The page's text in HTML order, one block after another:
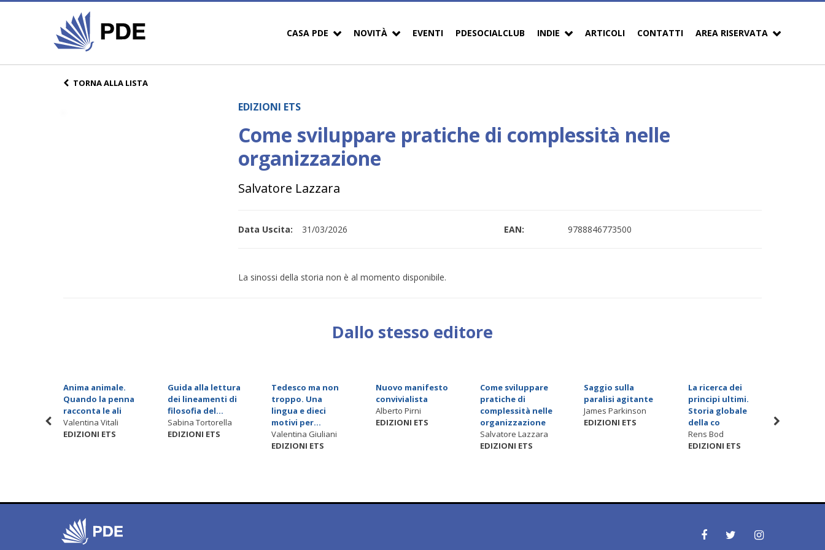
CASA PDE NOVITÀ EVENTI PDESOCIALCLUB INDIE ARTICOLI CONTATTI AREA RISERVATA
TORNA ALLA LISTA
EDIZIONI ETS
Come sviluppare pratiche di complessità nelle
organizzazione
Salvatore Lazzara
Data Uscita: 31/03/2026 EAN: 9788846773500
La sinossi della storia non è al momento disponibile.
Dallo stesso editore
Anima animale.
Quando la penna
racconta le ali
Valentina Vitali
EDIZIONI ETS
Guida alla lettura
dei lineamenti di
filosofia del...
Sabina Tortorella
EDIZIONI ETS
Tedesco ma non
troppo. Una
lingua e dieci
motivi per...
Valentina Giuliani
EDIZIONI ETS
Nuovo manifesto
convivialista
Alberto Pirni
EDIZIONI ETS
Come sviluppare
pratiche di
complessità nelle
organizzazione
Salvatore Lazzara
EDIZIONI ETS
Saggio sulla
paralisi agitante
James Parkinson
EDIZIONI ETS
La ricerca dei
principi ultimi.
Storia globale
della co
Rens Bod
EDIZIONI ETS